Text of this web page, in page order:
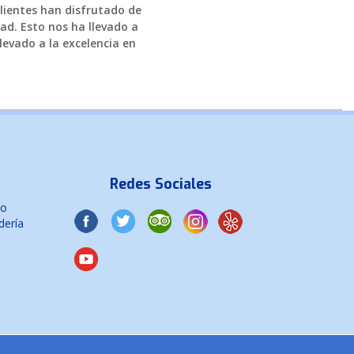
han disfrutado de
Esto nos ha llevado a
a la excelencia en
Redes Sociales